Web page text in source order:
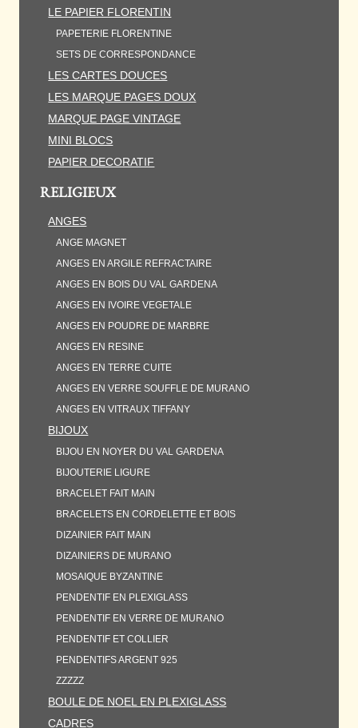
LE PAPIER FLORENTIN
PAPETERIE FLORENTINE
SETS DE CORRESPONDANCE
LES CARTES DOUCES
LES MARQUE PAGES DOUX
MARQUE PAGE VINTAGE
MINI BLOCS
PAPIER DECORATIF
RELIGIEUX
ANGES
ANGE MAGNET
ANGES EN ARGILE REFRACTAIRE
ANGES EN BOIS DU VAL GARDENA
ANGES EN IVOIRE VEGETALE
ANGES EN POUDRE DE MARBRE
ANGES EN RESINE
ANGES EN TERRE CUITE
ANGES EN VERRE SOUFFLE DE MURANO
ANGES EN VITRAUX TIFFANY
BIJOUX
BIJOU EN NOYER DU VAL GARDENA
BIJOUTERIE LIGURE
BRACELET FAIT MAIN
BRACELETS EN CORDELETTE ET BOIS
DIZAINIER FAIT MAIN
DIZAINIERS DE MURANO
MOSAIQUE BYZANTINE
PENDENTIF EN PLEXIGLASS
PENDENTIF EN VERRE DE MURANO
PENDENTIF ET COLLIER
PENDENTIFS ARGENT 925
ZZZZZ
BOULE DE NOEL EN PLEXIGLASS
CADRES